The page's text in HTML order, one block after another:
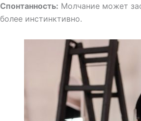
Спонтанность: Молчание может
более инстинктивно.